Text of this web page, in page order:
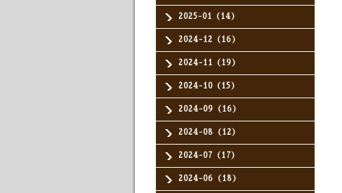
2025-01（14）
2024-12（16）
2024-11（19）
2024-10（15）
2024-09（16）
2024-08（12）
2024-07（17）
2024-06（18）